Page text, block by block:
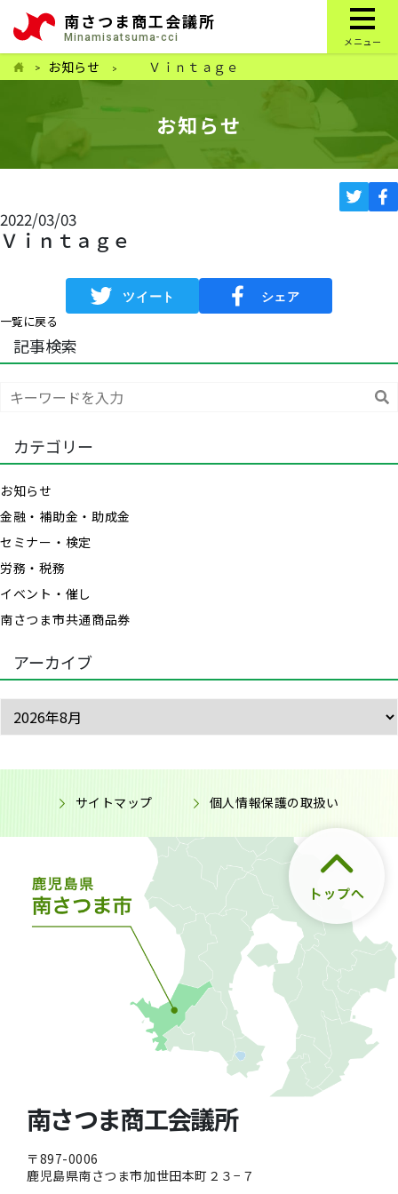
南さつま商工会議所
Minamisatsuma-cci メニュー
お知らせ Ｖｉｎｔａｇｅ
お知らせ
2022/03/03
Ｖｉｎｔａｇｅ
一覧に戻る
記事検索
カテゴリー
お知らせ
金融・補助金・助成金
セミナー・検定
労務・税務
イベント・催し
南さつま市共通商品券
アーカイブ
サイトマップ 個人情報保護の取扱い
南さつま商工会議所
〒897-0006
鹿児島県南さつま市加世田本町２３−７